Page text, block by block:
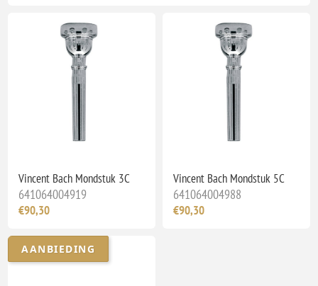
Vincent Bach Mondstuk 3C
641064004919
€90,30
Vincent Bach Mondstuk 5C
641064004988
€90,30
AANBIEDING